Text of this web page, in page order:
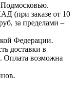
(при заказе от 10
за пределами –
Федерации.
доставки в
Оплата возможна